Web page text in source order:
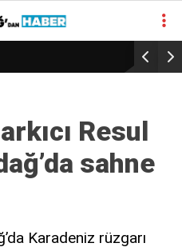
24.9
TEKIRDAĞ
Resul
sahne
Karadeniz rüzgarı